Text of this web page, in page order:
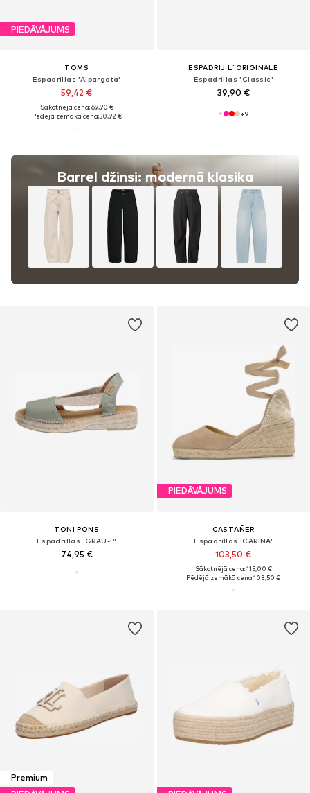
PIEDĀVĀJUMS
TOMS
Espadrillas 'Alpargata'
59,42 €
Sākotnējā cena: 69,90 €
Pēdējā zemākā cena:50,92 €
Barrel džinsi: modernā klasika
ESPADRIJ L´ORIGINALE
Espadrillas 'Classic'
39,90 €
+9
TONI PONS
Espadrillas 'GRAU-P'
74,95 €
PIEDĀVĀJUMS
CASTAÑER
Espadrillas 'CARINA'
103,50 €
Sākotnējā cena: 115,00 €
Pēdējā zemākā cena:103,50 €
Premium